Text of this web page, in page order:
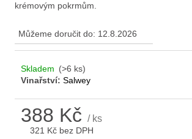
krémovým pokrmům.
Můžeme doručit do: 12.8.2026
Skladem (>6 ks)
Vinařství:Salwey
388 Kč/ ks
321 Kč bez DPH
Hledat
o